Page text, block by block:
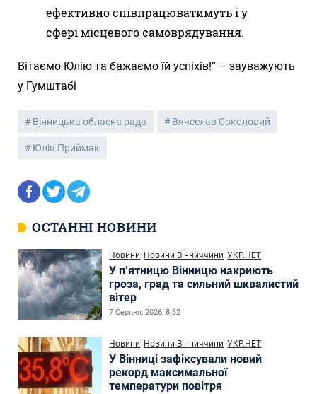
ефективно співпрацюватимуть і у
сфері місцевого самоврядування.
Вітаємо Юлію та бажаємо їй успіхів!” – зауважують
у Гумштабі
Вінницька обласна рада Вячеслав Соколовий
Юлія Приймак
ОСТАННІ НОВИНИ
Новини Новини Вінниччини УКР.НЕТ
У п’ятницю Вінницю накриють
гроза, град та сильний шквалистий
вітер
7 Серпня, 2026, 8:32
Новини Новини Вінниччини УКР.НЕТ
У Вінниці зафіксували новий
рекорд максимальної
температури повітря